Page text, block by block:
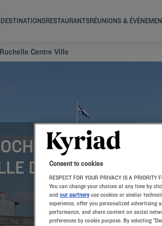
DESTINATIONSRESTAURANTSRÉUNIONS &
Centre Ville
DU
DE LA
Consent to cookies
RESPECT FOR YOUR PRIVACY IS A PRIORITY
You can change your choices at any time by
and our partners use cookies or similar
experience, offer you personalized advertising
performance, and share content on social
preferences by cookie purpose. By selecting